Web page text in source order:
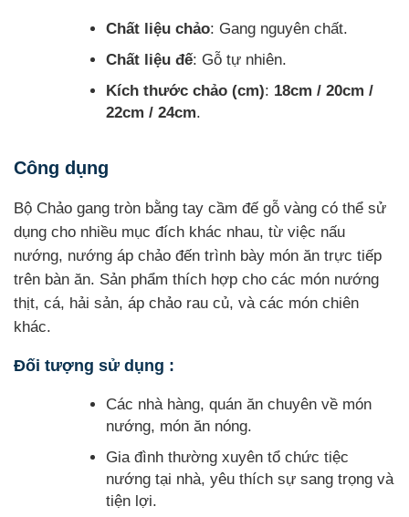
Chất liệu chảo: Gang nguyên chất.
Chất liệu đế: Gỗ tự nhiên.
Kích thước chảo (cm): 18cm / 20cm /
22cm / 24cm.
Công dụng
Bộ Chảo gang tròn bằng tay cầm đế gỗ vàng có thể sử
dụng cho nhiều mục đích khác nhau, từ việc nấu
nướng, nướng áp chảo đến trình bày món ăn trực tiếp
trên bàn ăn. Sản phẩm thích hợp cho các món nướng
thịt, cá, hải sản, áp chảo rau củ, và các món chiên
khác.
Đối tượng sử dụng :
Các nhà hàng, quán ăn chuyên về món
nướng, món ăn nóng.
Gia đình thường xuyên tổ chức tiệc
nướng tại nhà, yêu thích sự sang trọng và
tiện lợi.